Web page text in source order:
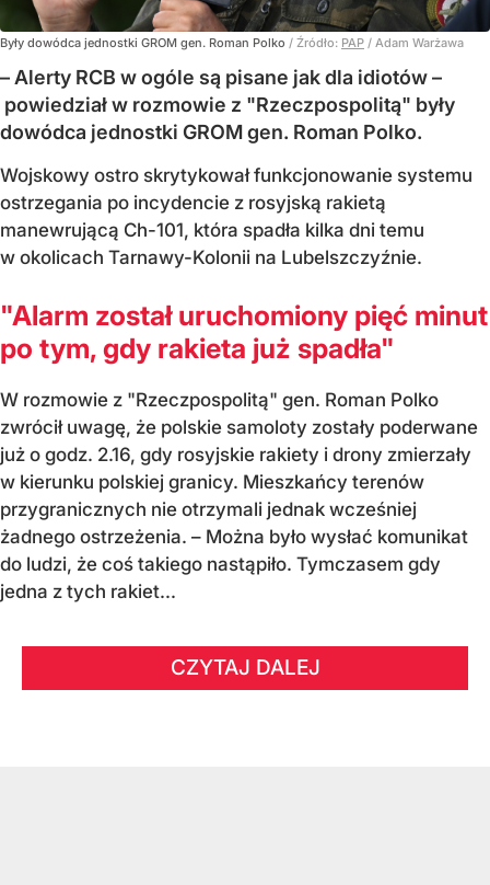
Były dowódca jednostki GROM gen. Roman Polko / Źródło: PAP / Adam Warżawa
– Alerty RCB w ogóle są pisane jak dla idiotów –
powiedział w rozmowie z "Rzeczpospolitą" były
dowódca jednostki GROM gen. Roman Polko.
Wojskowy ostro skrytykował funkcjonowanie systemu
ostrzegania po incydencie z rosyjską rakietą
manewrującą Ch-101, która spadła kilka dni temu
w okolicach Tarnawy-Kolonii na Lubelszczyźnie.
"Alarm został uruchomiony pięć minut
po tym, gdy rakieta już spadła"
W rozmowie z "Rzeczpospolitą" gen. Roman Polko
zwrócił uwagę, że polskie samoloty zostały poderwane
już o godz. 2.16, gdy rosyjskie rakiety i drony zmierzały
w kierunku polskiej granicy. Mieszkańcy terenów
przygranicznych nie otrzymali jednak wcześniej
żadnego ostrzeżenia. – Można było wysłać komunikat
do ludzi, że coś takiego nastąpiło. Tymczasem gdy
jedna z tych rakiet...
CZYTAJ DALEJ